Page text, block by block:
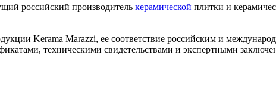
российский производитель керамической плитки и
Kerama Marazzi, ее соответствие российским и
техническими свидетельствами и экспертными